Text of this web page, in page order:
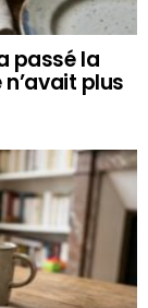
passé la
plus